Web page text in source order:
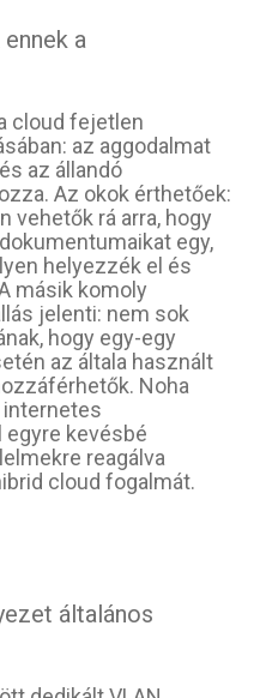
a
cloud fejetlen
az aggodalmat
az állandó
Az okok érthetőek:
vehetők rá arra, hogy
egy,
helyezzék el és
másik komoly
jelenti: nem sok
hogy egy-egy
az általa használt
Noha
internetes
kevésbé
reagálva
cloud fogalmát.
általános